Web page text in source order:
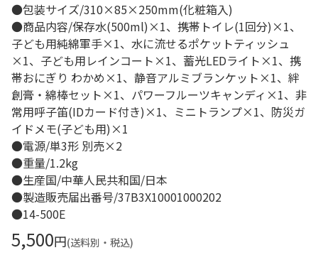
●包装サイズ/310×85×250mm(化粧箱入)
●商品内容/保存水(500ml)×1、携帯トイレ(1回分)×1、
子ども用純綿軍手×1、水に流せるポケットティッシュ
×1、子ども用レインコート×1、蓄光LEDライト×1、携
帯おにぎり わかめ×1、静音アルミブランケット×1、絆
創膏・綿棒セット×1、パワーフルーツキャンディ×1、非
常用呼子笛(IDカード付き)×1、ミニトランプ×1、防災ガ
イドメモ(子ども用)×1
●電源/単3形 別売×2
●重量/1.2kg
●生産国/中華人民共和国/日本
●製造販売届出番号/37B3X10001000202
●14-500E
5,500円(送料別・税込)